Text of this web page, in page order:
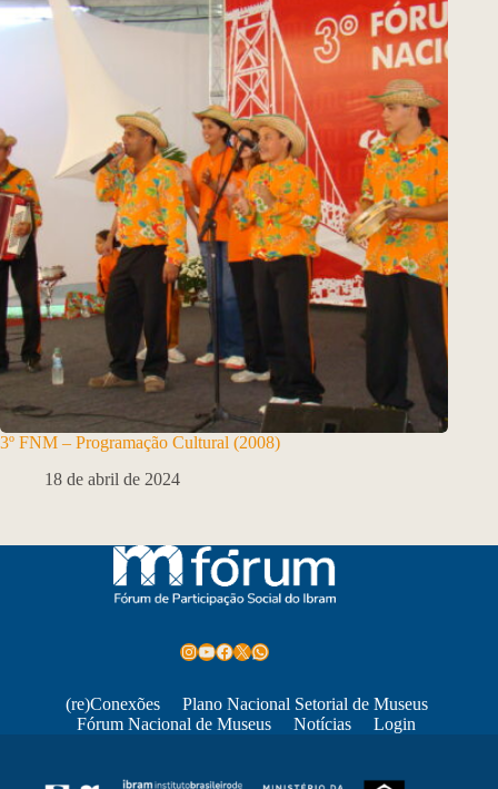
3º FNM – Programação Cultural (2008)
18 de abril de 2024
Instagram
Youtube
Facebook
X WhatsApp
(re)Conexões
Plano Nacional Setorial de Museus
Fórum Nacional de Museus
Notícias Login